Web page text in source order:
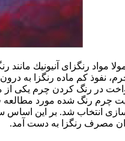
مواد رنگزای آنيونيك
نفوذ كم ماده رنگزا به
در رنگ كردن چرم يكی
انتخاب شد. بر اين اساس
مصرف رنگزا به دست آمد.